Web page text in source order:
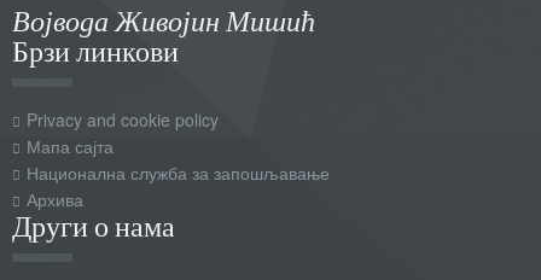
Војвода Живојин Мишић
Брзи линкови
Privacy and cookie policy
Мапа сајта
Национална служба за запошљавање
Архива
Други о нама